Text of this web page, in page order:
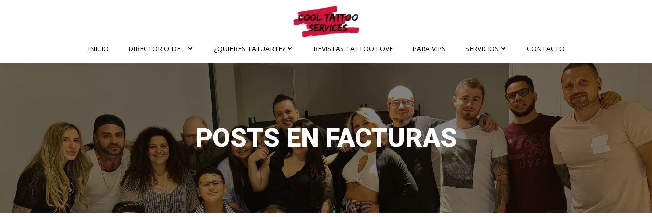
INICIO DIRECTORIO DE… ¿QUIERES TATUARTE? REVISTAS TATTOO LOVE PARA VIPS SERVICIOS CONTACTO
POSTS EN FACTURAS